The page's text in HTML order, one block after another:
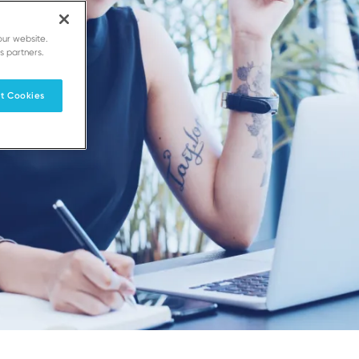
website.
partners.
Cookies